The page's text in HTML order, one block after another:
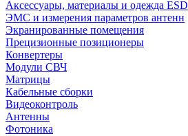
Аксессуары, материалы и одежда ESD
ЭМС и измерения параметров антенн
Экранированные помещения
Прецизионные позиционеры
Конвертеры
Модули СВЧ
Матрицы
Кабельные сборки
Видеоконтроль
Антенны
Фотоника